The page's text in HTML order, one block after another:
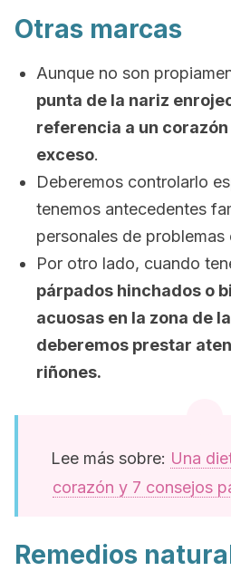
Otras marcas
Aunque no son
punta de la nariz
referencia a un
exceso.
Deberemos controlarlo
tenemos antecedentes
personales de problemas
Por otro lado, cuando
párpados hinchados o
acuosas en la zona de
deberemos prestar
riñones.
Lee más sobre: Una
corazón y 7 consejos
Remedios